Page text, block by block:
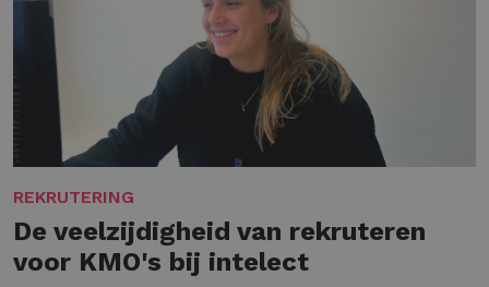
REKRUTERING
De veelzijdigheid van rekruteren
voor KMO's bij intelect